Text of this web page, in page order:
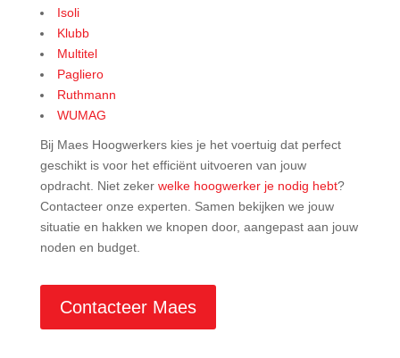
Isoli
Klubb
Multitel
Pagliero
Ruthmann
WUMAG
Bij Maes Hoogwerkers kies je het voertuig dat perfect
geschikt is voor het efficiënt uitvoeren van jouw
opdracht. Niet zeker welke hoogwerker je nodig hebt?
Contacteer onze experten. Samen bekijken we jouw
situatie en hakken we knopen door, aangepast aan jouw
noden en budget.
Contacteer Maes